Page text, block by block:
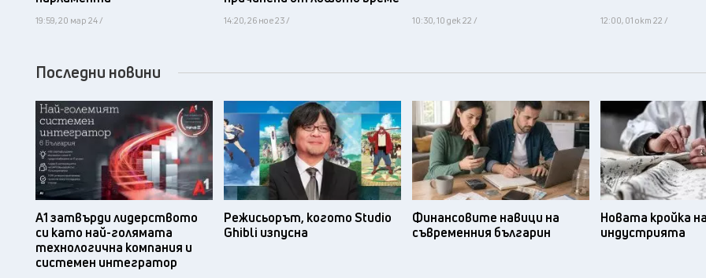
19:59, 20 мар 24 / 14:20, 26 ное 23 / 10:30, 10 дек 22 / 12:00, 01 окт 22 /
Последни новини
А1 затвърди лидерството
си като най-голямата
технологична компания и
системен интегратор
Режисьорът, когото Studio
Ghibli изпусна
Финансовите навици на
съвременния българин
Новата кройка
индустрията